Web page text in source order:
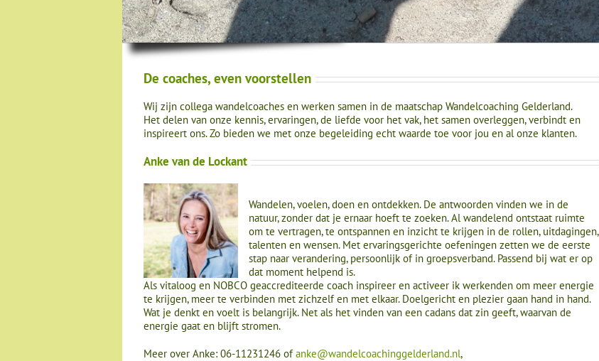
De coaches, even voorstellen
Wij zijn collega wandelcoaches en werken samen in de maatschap Wandelcoaching Gelderland.
Het delen van onze kennis, ervaringen, de liefde voor het vak, het samen overleggen, verbindt en
inspireert ons. Zo bieden we met onze begeleiding echt waarde toe voor jou en al onze klanten.
Anke van de Lockant
Wandelen, voelen, doen en ontdekken. De antwoorden vinden we in de
natuur, zonder dat je ernaar hoeft te zoeken. Al wandelend ontstaat ruimte
om te vertragen, te ontspannen en inzicht te krijgen in de rollen, uitdagingen,
talenten en wensen. Met ervaringsgerichte oefeningen zetten we de eerste
stap naar verandering, persoonlijk of in groepsverband. Passend bij wat er op
dat moment helpend is.
Als vitaloog en NOBCO geaccrediteerde coach inspireer en activeer ik werkenden om meer energie
te krijgen, meer te verbinden met zichzelf en met elkaar. Doelgericht en plezier gaan hand in hand.
Wat je denkt en voelt is belangrijk. Net als het vinden van een cadans dat zin geeft, waarvan de
energie gaat en blijft stromen.
Meer over Anke: 06-11231246 ofanke@wandelcoachinggelderland.nl,